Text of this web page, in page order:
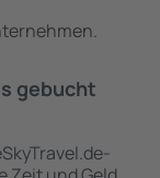
gebucht